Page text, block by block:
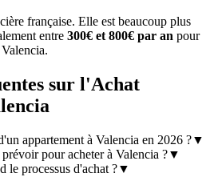
française. Elle est beaucoup plus
entre 300€ et 800€ par an pour
sur l'Achat
appartement à Valencia en 2026 ?▼
pour acheter à Valencia ?▼
le processus d'achat ?▼